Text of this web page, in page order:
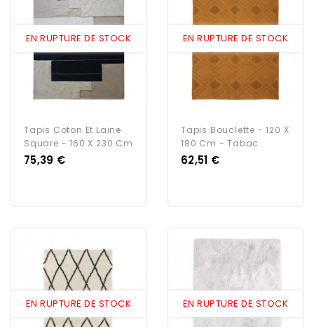
EN RUPTURE DE STOCK
Tapis Coton Et Laine
Square - 160 X 230 Cm
Prix
75,39 €
EN RUPTURE DE STOCK
Tapis Bouclette - 120 X
180 Cm - Tabac
Prix
62,51 €
EN RUPTURE DE STOCK EN RUPTURE DE STOCK